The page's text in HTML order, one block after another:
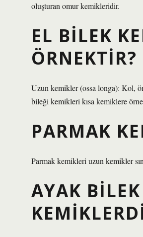
oluşturan omur kemikleridir.
EL BILEK
ÖRNEKTIR?
Uzun kemikler (ossa longa): Kol,
bileği kemikleri kısa kemiklere
PARMAK
Parmak kemikleri uzun kemikler
AYAK